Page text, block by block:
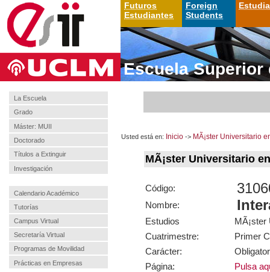
Futuros
Estudiantes
Foreign
Students
Escuela Superior
La Escuela
Grado
Máster: MUII
Doctorado
Títulos a Extinguir
Investigación
Calendario Académico
Tutorías
Campus Virtual
Secretaría Virtual
Programas de Movilidad
Prácticas en Empresas
Usted está en: Inicio -> MÃ¡ster Universitario
MÃ¡ster Universitario
Código:
Nombre:
Estudios
MÃ¡ster
Cuatrimestre:
Primer
Carácter:
Página:
Pulsa